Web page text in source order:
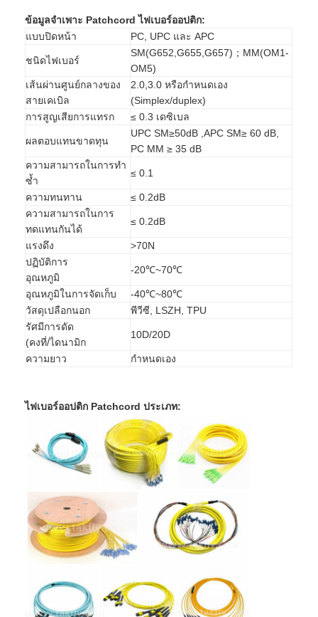
ทัวร์โรงงาน
ข่าว
พูดคุยกันเดี๋ยวนี้
MPO MTP
WDM MUX DEMUX
แยก PLC ไฟเบอร์ออปติก
สายไฟเบอร์ออปติก
Patchcord ไฟเบอร์ออปติก
ผมเปียไฟเบอร์ออปติก
ช่องเสียบสายไฟเบอร์ออปติก
ลดทอนใยแก้วนำแสง
กล่องเลิกจ้างไฟเบอร์ออปติก
แผงแพทช์ไฟเบอร์ออปติก
โมดูลรับส่งสัญญาณแสง
ไฟเบอร์ออปติก Media Converter
สวิตช์ไฟเบอร์อีเธอร์เน็ต
ข้อมูลจำเพาะ Patchcord ไฟเบอร์ออปติก:
แบบปิดหน้า
PC, UPC และ APC
ชนิดไฟเบอร์
SM(G652,G655,G657)；MM(OM1-
OM5)
เส้นผ่านศูนย์กลางของ
สายเคเบิล
2.0,3.0 หรือกำหนดเอง
(Simplex/duplex)
การสูญเสียการแทรก
≤ 0.3 เดซิเบล
ผลตอบแทนขาดทุน
UPC SM≥50dB ,APC SM≥ 60 dB,
PC MM ≥ 35 dB
ความสามารถในการทำ
ซ้ำ
≤ 0.1
ความทนทาน
≤ 0.2dB
ความสามารถในการ
ทดแทนกันได้
≤ 0.2dB
แรงดึง
>70N
ปฏิบัติการ
อุณหภูมิ
-20℃~70℃
อุณหภูมิในการจัดเก็บ
-40℃~80℃
วัสดุเปลือกนอก
พีวีซี, LSZH, TPU
รัศมีการดัด
(คงที่/ไดนามิก
10D/20D
ความยาว กำหนดเอง
ไฟเบอร์ออปติก Patchcord ประเภท: